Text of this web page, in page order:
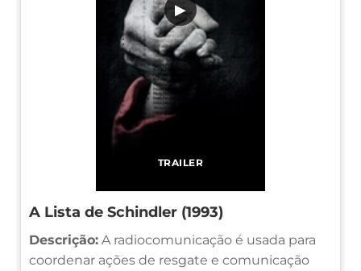
TRAILER
▶
A Lista de Schindler (1993)
Descrição: A radiocomunicação é usada para
coordenar ações de resgate e comunicação